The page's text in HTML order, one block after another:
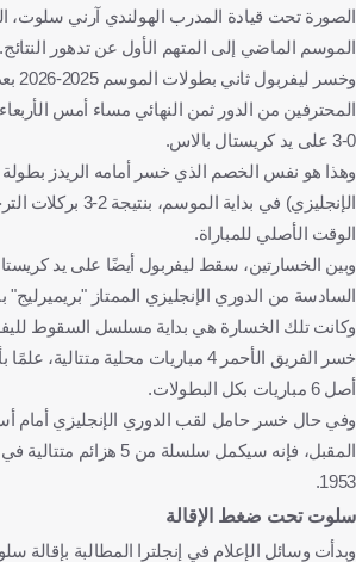
ليفربول ضد أستون فيلا
أستون فيلا
ليفربول ضد ريال مدريد
ريال مدريد
آرني سلوت
إنجلترا إسبانيا هولندا
الصورة تحت قيادة المدرب الهولندي آرني
الموسم الماضي إلى المتهم الأول عن تدهور النتائج.
وخسر
المحترفين من الدور ثمن النهائي مساء أمس
0-3 على يد كريستال بالاس.
وهذا هو نفس الخصم الذي خسر أمامه الريدز بطولة
الوقت الأصلي للمباراة.
وبين الخسارتين، سقط ليفربول أيضًا على يد
السادسة من الدوري الإنجليزي الممتاز "بريميرليج"
وكانت تلك الخسارة هي بداية مسلسل السقوط
خسر الفريق الأحمر 4 مباريات محلية
أصل 6 مباريات بكل البطولات.
وفي حال خسر حامل لقب الدوري الإنجليزي أمام
المقبل، فإنه سيكمل سلسلة
1953.
سلوت تحت ضغط الإقالة
وبدأت وسائل الإعلام في إنجلترا المطالبة